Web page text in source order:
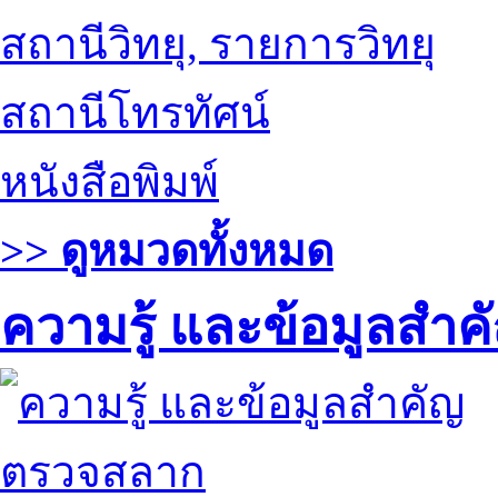
สถานีวิทยุ, รายการวิทยุ
สถานีโทรทัศน์
หนังสือพิมพ์
>> ดูหมวดทั้งหมด
ความรู้ และข้อมูลสำ
ตรวจสลาก